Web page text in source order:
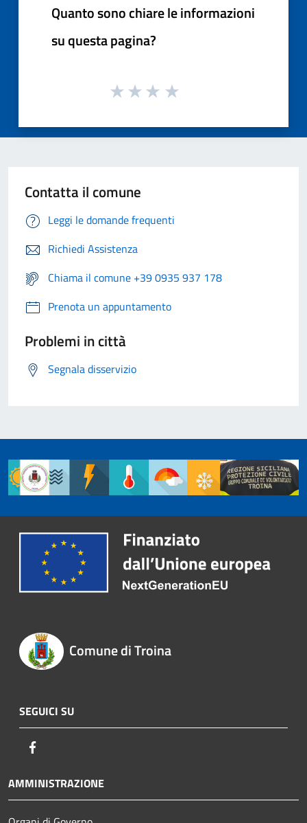
Quanto sono chiare le informazioni
su questa pagina?
Contatta il comune
Leggi le domande frequenti
Richiedi Assistenza
Chiama il comune +39 0935 937 178
Prenota un appuntamento
Problemi in città
Segnala disservizio
Comune di Troina
SEGUICI SU
AMMINISTRAZIONE